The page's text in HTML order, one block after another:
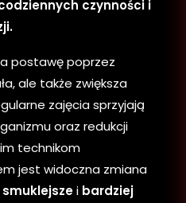
czynności i
postawę poprzez
ale także zwiększa
zajęcia sprzyjają
oraz redukcji
technikom
jest widoczna zmiana
smuklejszei bardziej